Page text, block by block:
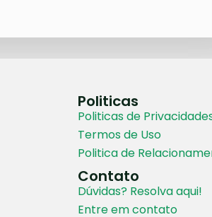
Politicas
Politicas de
Termos de Uso
Politica de
Contato
Dúvidas? Resolva aqui!
Entre em contato